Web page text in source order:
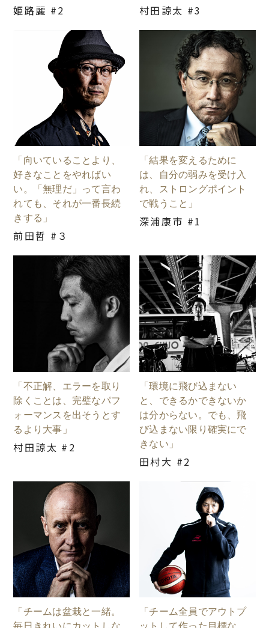
姫路麗 #2 村田諒太 #3
「向いていることより、
好きなことをやればい
い。「無理だ」って言わ
れても、それが一番長続
きする」
前田哲 #３
「結果を変えるために
は、自分の弱みを受け入
れ、ストロングポイント
で戦うこと」
深浦康市 #1
「不正解、エラーを取り
除くことは、完璧なパフ
ォーマンスを出そうとす
るより大事」
村田諒太 #2
「環境に飛び込まない
と、できるかできないか
は分からない。でも、飛
び込まない限り確実にで
きない」
田村大 #2
「チームは盆栽と一緒。
「チーム全員でアウトプ